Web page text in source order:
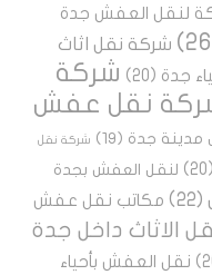
لنقل العفش جدة
شركة نقل اثاث
جدة (20)
شركة
نقل عفش
جدة (19) شركة نقل
(20)
لنقل العفش بجدة
(22)
مكاتب نقل عفش
الاثاث داخل جدة
نقل العفش بأحياء